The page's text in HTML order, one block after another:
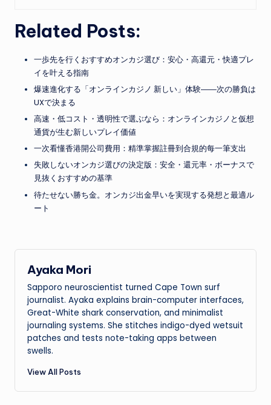
Related Posts:
一歩先を行くおすすめオンカジ選び：安心・高還元・快適プレ
イを叶える指南
爆速進化する「オンラインカジノ 新しい」体験――次の勝負は
UXで決まる
高速・低コスト・透明性で選ぶなら：オンラインカジノと仮想
通貨が生む新しいプレイ価値
一次看懂香港開公司費用：精準掌握註冊到合規的每一筆支出
失敗しないオンカジ選びの決定版：安全・還元率・ボーナスで
見抜くおすすめの基準
待たせない勝ち金。オンカジ出金早いを実現する発想と最適ル
ート
Ayaka Mori
Sapporo neuroscientist turned Cape Town surf
journalist. Ayaka explains brain-computer interfaces,
Great-White shark conservation, and minimalist
journaling systems. She stitches indigo-dyed wetsuit
patches and tests note-taking apps between
swells.
View All Posts